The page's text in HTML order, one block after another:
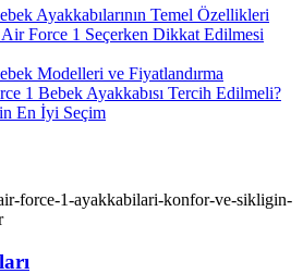
Ayakkabılarının Temel Özellikleri
Force 1 Seçerken Dikkat Edilmesi
Modelleri ve Fiyatlandırma
1 Bebek Ayakkabısı Tercih Edilmeli?
En İyi Seçim
force-1-ayakkabilari-konfor-ve-sikligin-